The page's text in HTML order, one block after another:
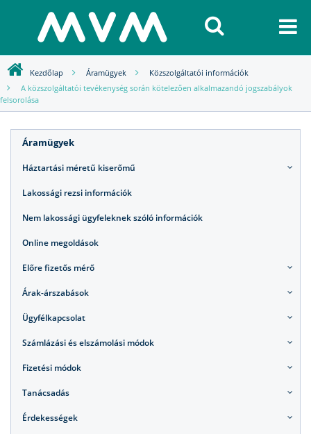
Kezdőlap Áramügyek
Közszolgáltatói információk
A közszolgáltatói tevékenység során kötelezően alkalmazandó jogszabályok
felsorolása
Áramügyek
Háztartási méretű kiserőmű
Lakossági rezsi információk
Nem lakossági ügyfeleknek szóló információk
Online megoldások
Előre fizetős mérő
Árak-árszabások
Ügyfélkapcsolat
Számlázási és elszámolási módok
Fizetési módok
Tanácsadás
Érdekességek